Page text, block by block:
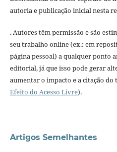
autoria e publicação inicial nesta
. Autores têm permissão e são
seu trabalho online (ex.: em
página pessoal) a qualquer ponto
editorial, já que isso pode gerar
aumentar o impacto e a citação
Efeito do Acesso Livre).
Artigos Semelhantes